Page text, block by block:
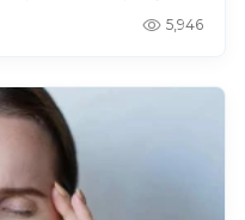
5,946